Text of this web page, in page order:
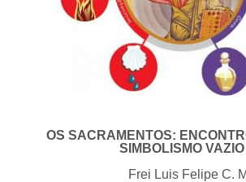
OS SACRAMENTOS:
SIMBOLISMO VAZIO
Frei Luis Felipe C.